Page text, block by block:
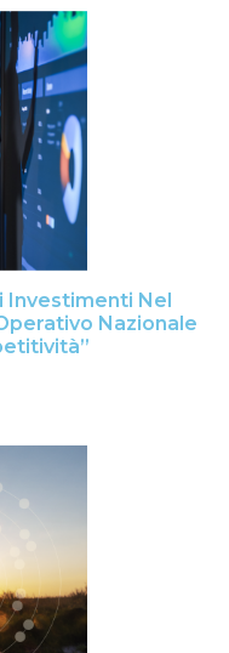
Investimenti Nel
Nazionale